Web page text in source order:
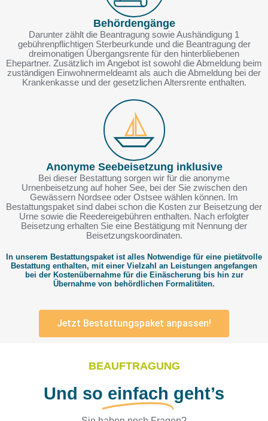
Behördengänge
Darunter zählt die Beantragung sowie Aushändigung 1
gebührenpflichtigen Sterbeurkunde und die Beantragung der
dreimonatigen Übergangsrente für den hinterbliebenen
Ehepartner. Zusätzlich im Angebot ist sowohl die Abmeldung beim
zuständigen Einwohnermeldeamt als auch die Abmeldung bei der
Krankenkasse und der gesetzlichen Altersrente enthalten.
Anonyme Seebeisetzung inklusive
Bei dieser Bestattung sorgen wir für die anonyme
Urnenbeisetzung auf hoher See, bei der Sie zwischen den
Gewässern Nordsee oder Ostsee wählen können. Im
Bestattungspaket sind dabei schon die Kosten zur Beisetzung der
Urne sowie die Reedereigebühren enthalten. Nach erfolgter
Beisetzung erhalten Sie eine Bestätigung mit Nennung der
Beisetzungskoordinaten.
In unserem Bestattungspaket ist alles Notwendige für eine pietätvolle
Bestattung enthalten, mit einer Vielzahl an Leistungen angefangen
bei der Kostenübernahme für die Einäscherung bis hin zur
Übernahme von behördlichen Formalitäten.
Jetzt Bestattungspaket anpassen!
BEAUFTRAGUNG
Und so einfach geht’s